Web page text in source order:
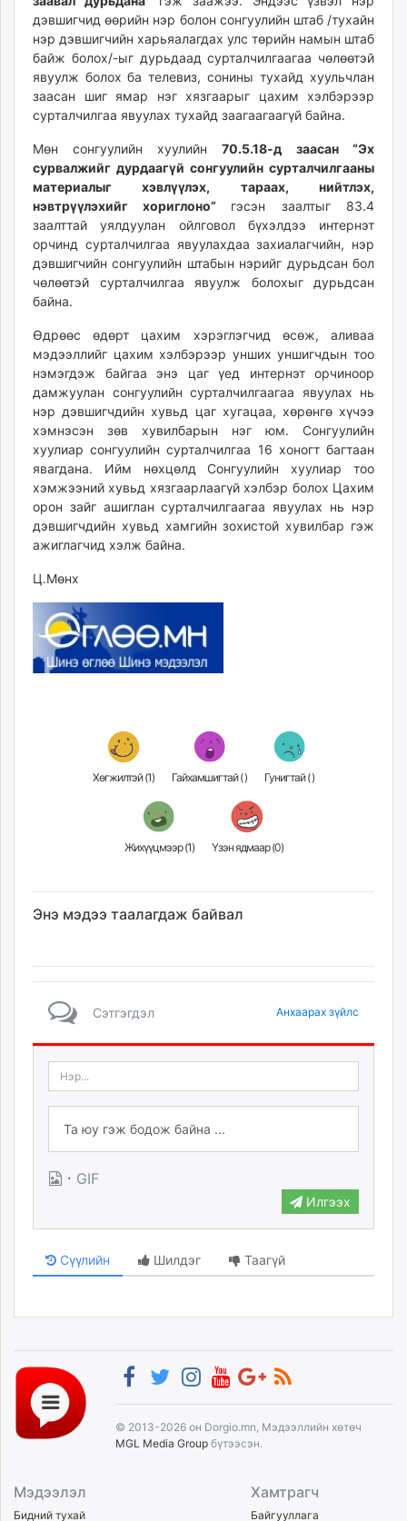
дэвшигчид өөрийн нэр болон сонгуулийн штаб /тухайн
нэр дэвшигчийн харьяалагдах улс төрийн намын штаб
байж болох/-ыг дурьдаад сурталчилгаагаа чөлөөтэй
явуулж болох ба телевиз, сонины тухайд хуульчлан
заасан шиг ямар нэг хязгаарыг цахим хэлбэрээр
сурталчилгаа явуулах тухайд заагаагаагүй байна.
Мөн сонгуулийн хуулийн 70.5.18-д заасан “Эх
сурвалжийг дурдаагүй сонгуулийн сурталчилгааны
материалыг хэвлүүлэх, тараах, нийтлэх,
нэвтрүүлэхийг хориглоно” гэсэн заалтыг 83.4
заалттай уялдуулан ойлговол бүхэлдээ интернэт
орчинд сурталчилгаа явуулахдаа захиалагчийн, нэр
дэвшигчийн сонгуулийн штабын нэрийг дурьдсан бол
чөлөөтэй сурталчилгаа явуулж болохыг дурьдсан
байна.
Өдрөөс өдөрт цахим хэрэглэгчид өсөж, аливаа
мэдээллийг цахим хэлбэрээр унших уншигчдын тоо
нэмэгдэж байгаа энэ цаг үед интернэт орчиноор
дамжуулан сонгуулийн сурталчилгаагаа явуулах нь
нэр дэвшигчдийн хувьд цаг хугацаа, хөрөнгө хүчээ
хэмнэсэн зөв хувилбарын нэг юм. Сонгуулийн
хуулиар сонгуулийн сурталчилгаа 16 хоногт багтаан
явагдана. Ийм нөхцөлд Сонгуулийн хуулиар тоо
хэмжээний хувьд хязгаарлаагүй хэлбэр болох Цахим
орон зайг ашиглан сурталчилгаагаа явуулах нь нэр
дэвшигчдийн хувьд хамгийн зохистой хувилбар гэж
ажиглагчид хэлж байна.
Ц.Мөнх
Хөгжилтэй (1) Гайхамшигтай () Гунигтай ()
Жихүүцмээр (1) Үзэн ядмаар (0)
Энэ мэдээ таалагдаж байвал
Сэтгэгдэл Анхаарах зүйлс
· GIF
Илгээх
Сүүлийн Шилдэг Таагүй
© 2013-2026 он Dorgio.mn, Мэдээллийн хөтөч
MGL Media Group бүтээсэн.
Мэдээлэл
Бидний тухай
Хамтрагч
Байгууллага